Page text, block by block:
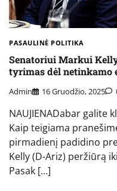
PASAULINĖ POLITIKA
Senatoriui Markui
tyrimas dėl netinkamo
Admin 16 Gruodžio, 2025
NAUJIENADabar galite
Kaip teigiama
pirmadienį padidino
Kelly (D-Ariz) peržiūrą
Pasak […]